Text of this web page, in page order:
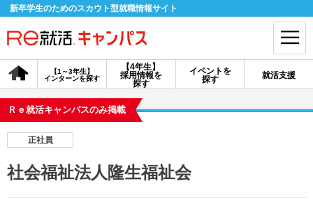
新卒学生のためのスカウト型就職情報サイト
【4年生】
採用情報を
探す
【1～3年生】
インターンを探す
イベントを
探す
就活支援
会員登録 ログイン
探す
Ｒｅ就活キャンパスのみ掲載
正社員
社会福祉法人隆生福祉会